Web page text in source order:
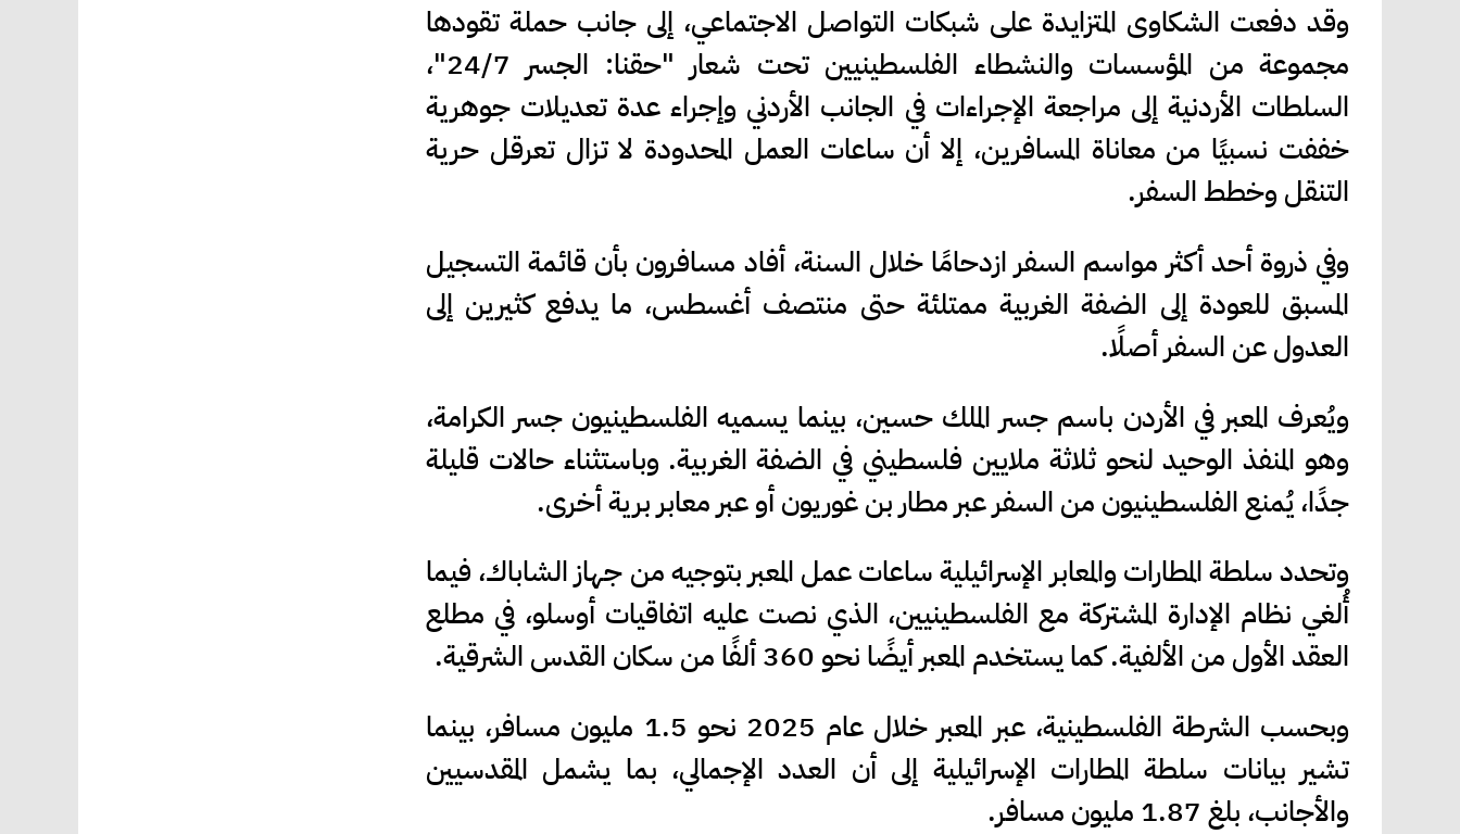
وقد دفعت الشكاوى المتزايدة على شبكات التواصل الاجتماعي، إلى جانب حملة تقودها
مجموعة من المؤسسات والنشطاء الفلسطينيين تحت شعار "حقنا: الجسر 24/7"،
السلطات الأردنية إلى مراجعة الإجراءات في الجانب الأردني وإجراء عدة تعديلات جوهرية
خففت نسبيًا من معاناة المسافرين، إلا أن ساعات العمل المحدودة لا تزال تعرقل حرية
التنقل وخطط السفر.
وفي ذروة أحد أكثر مواسم السفر ازدحامًا خلال السنة، أفاد مسافرون بأن قائمة التسجيل
المسبق للعودة إلى الضفة الغربية ممتلئة حتى منتصف أغسطس، ما يدفع كثيرين إلى
العدول عن السفر أصلًا.
ويُعرف المعبر في الأردن باسم جسر الملك حسين، بينما يسميه الفلسطينيون جسر الكرامة،
وهو المنفذ الوحيد لنحو ثلاثة ملايين فلسطيني في الضفة الغربية. وباستثناء حالات قليلة
جدًا، يُمنع الفلسطينيون من السفر عبر مطار بن غوريون أو عبر معابر برية أخرى.
وتحدد سلطة المطارات والمعابر الإسرائيلية ساعات عمل المعبر بتوجيه من جهاز الشاباك، فيما
أُلغي نظام الإدارة المشتركة مع الفلسطينيين، الذي نصت عليه اتفاقيات أوسلو، في مطلع
العقد الأول من الألفية. كما يستخدم المعبر أيضًا نحو 360 ألفًا من سكان القدس الشرقية.
وبحسب الشرطة الفلسطينية، عبر المعبر خلال عام 2025 نحو 1.5 مليون مسافر، بينما
تشير بيانات سلطة المطارات الإسرائيلية إلى أن العدد الإجمالي، بما يشمل المقدسيين
والأجانب، بلغ 1.87 مليون مسافر.